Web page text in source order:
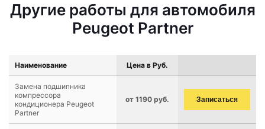
Другие работы для автомобиля
Peugeot Partner
Наименование Цена в Руб.
Замена подшипника
компрессора
кондиционера Peugeot
Partner
от 1190 руб. Записаться